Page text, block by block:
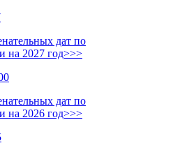
дат по
на 2027 год>>>
дат по
на 2026 год>>>